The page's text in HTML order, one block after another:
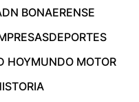
BONAERENSE
DEPORTES
HOYMUNDO MOTOR